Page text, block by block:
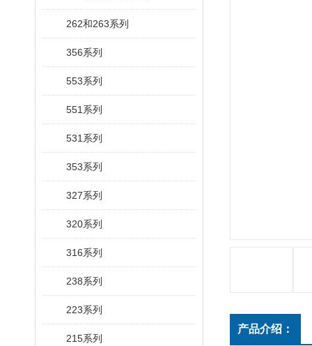
262和263系列
356系列
553系列
551系列
531系列
353系列
327系列
320系列
316系列
238系列
223系列
215系列
产品介绍：